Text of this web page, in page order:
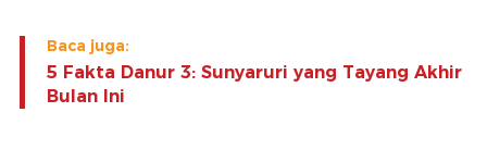
Baca juga:
5 Fakta Danur 3: Sunyaruri yang Tayang Akhir
Bulan Ini